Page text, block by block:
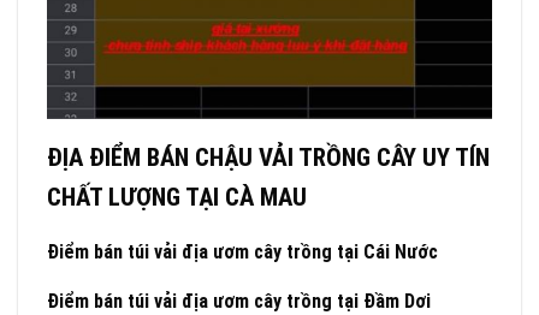
ĐỊA ĐIỂM BÁN CHẬU VẢI TRỒNG CÂY UY TÍN
CHẤT LƯỢNG TẠI CÀ MAU
Điểm bán túi vải địa ươm cây trồng tại Cái Nước
Điểm bán túi vải địa ươm cây trồng tại Đầm Dơi